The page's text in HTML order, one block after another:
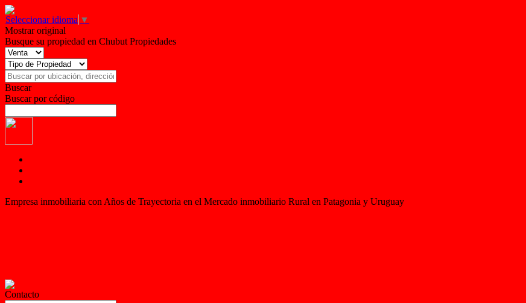
Seleccionar idioma ▼
Mostrar original
Busque su propiedad en Chubut Propiedades
Buscar
Buscar por código
Empresa inmobiliaria con Años de Trayectoria en el Mercado inmobiliario Rural en Patagonia y Uruguay
Contacto